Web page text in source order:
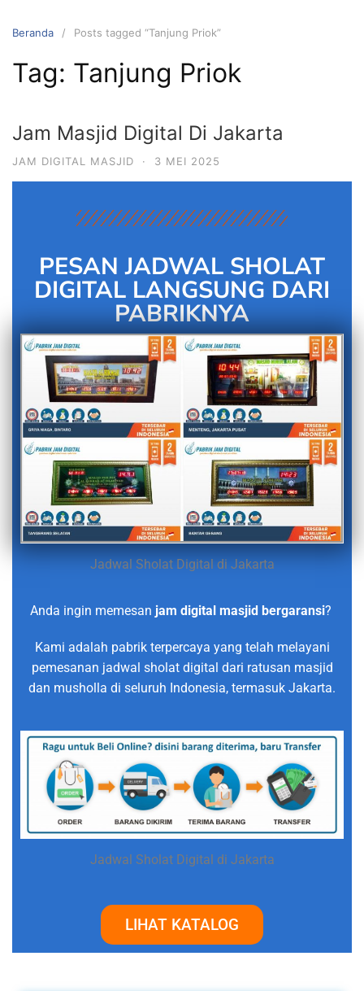
Beranda Posts tagged “Tanjung Priok”
Tag: Tanjung Priok
Jam Masjid Digital Di Jakarta
JAM DIGITAL MASJID · 3 MEI 2025
PESAN JADWAL SHOLAT
DIGITAL LANGSUNG DARI
PABRIKNYA
Jadwal Sholat Digital di Jakarta
Anda ingin memesan jam digital masjid bergaransi?
Kami adalah pabrik terpercaya yang telah melayani
pemesanan jadwal sholat digital dari ratusan masjid
dan musholla di seluruh Indonesia, termasuk Jakarta.
Jadwal Sholat Digital di Jakarta
LIHAT KATALOG